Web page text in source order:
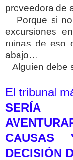
proveedora de
Porque si
excursiones
ruinas de eso
abajo…
Alguien debe
El tribunal
SERÍA
DECISIÓN